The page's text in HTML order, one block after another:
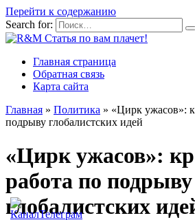
Перейти к содержанию
Search for:
Главная страница
Обратная связь
Карта сайта
Главная » Политика » «Цирк ужасов»:
подрыву глобалистских идей
«Цирк ужасов»:
работа по подрыву
глобалистских